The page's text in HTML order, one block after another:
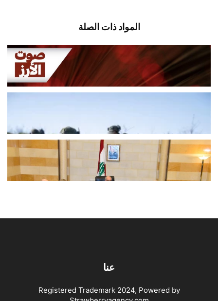
المواد ذات الصلة
قصف مدفعي متواصل يستهدف اطراف
مجدلزون والمنصوري
اخبار محلية أغسطس 5, 2026
لبنان يسرّع خطواته نحو الخروج من
القائمة الرمادية… واجتماع متابعة في...
اخبار محلية أغسطس 5, 2026
عنا
Registered Trademark 2024, Powered by